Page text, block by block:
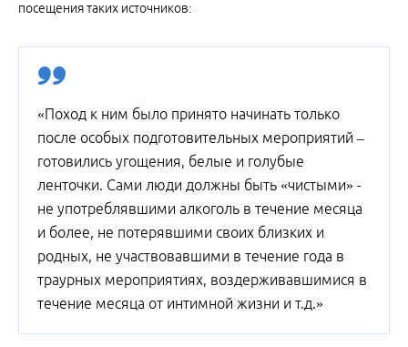
посещения таких источников:
«Поход к ним было принято начинать только
после особых подготовительных мероприятий –
готовились угощения, белые и голубые
ленточки. Сами люди должны быть «чистыми» -
не употреблявшими алкоголь в течение месяца
и более, не потерявшими своих близких и
родных, не участвовавшими в течение года в
траурных мероприятиях, воздерживавшимися в
течение месяца от интимной жизни и т.д.»